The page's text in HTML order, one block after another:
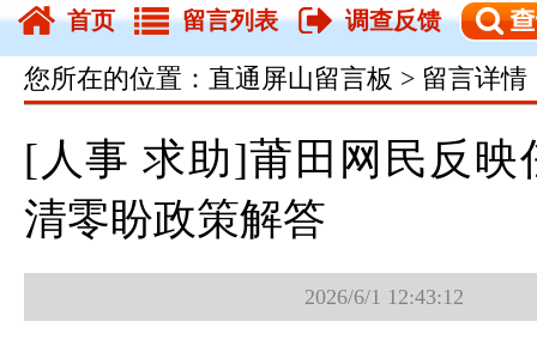
首页 留言列表 调查反馈
您所在的位置：直通屏山留言板 > 留言详情
[人事 求助]莆田网民反映
清零盼政策解答
2026/6/1 12:43:12